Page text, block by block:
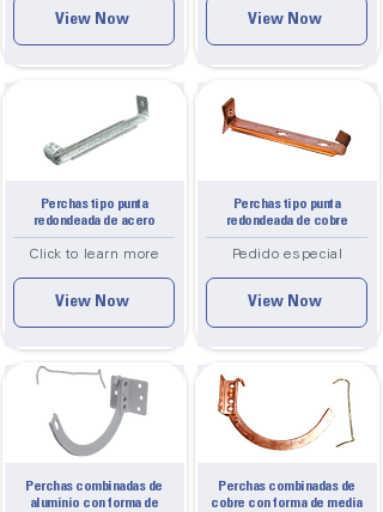
View Now
Perchas tipo punta
redondeada de acero
Click to learn more
View Now
Perchas combinadas de
aluminio con forma de
View Now
Perchas tipo punta
redondeada de cobre
Pedido especial
View Now
Perchas combinadas de
cobre con forma de media